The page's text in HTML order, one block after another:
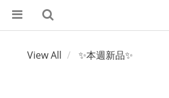
View All ✨本週新品✨